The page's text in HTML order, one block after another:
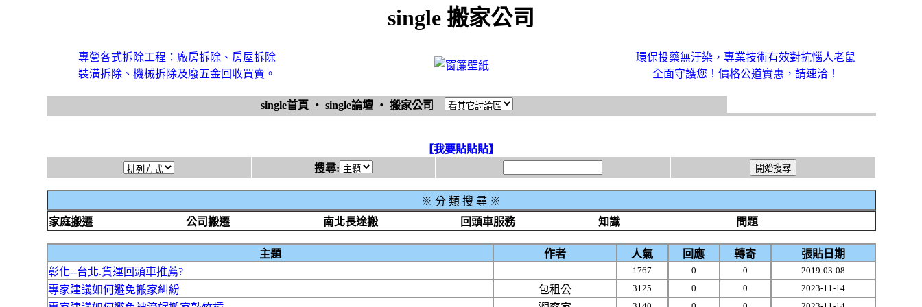
single 搬家公司
專營各式拆除工程：廠房拆除、房屋拆除
裝潢拆除、機械拆除及廢五金回收買賣。
環保投藥無汙染，專業技術有效對抗惱人老鼠
全面守護您！價格公道實惠，請速洽！
single首頁 ‧ single論壇 ‧ 搬家公司
【我要貼貼貼】
搜尋:
※ 分 類 搜 尋 ※
家庭搬遷
公司搬遷 南北長途搬 回頭車服務 知識 問題
主題 作者 人氣 回應 轉寄
張貼日期
彰化--台北.貨運回頭車推薦?
1767 0 0 2019-03-08
專家建議如何避免搬家糾紛 包租公 3125 0 0 2023-11-14